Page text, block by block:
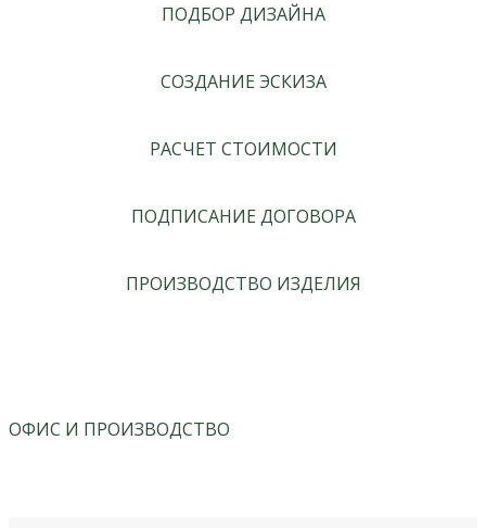
ПОДБОР ДИЗАЙНА
СОЗДАНИЕ ЭСКИЗА
РАСЧЕТ СТОИМОСТИ
ПОДПИСАНИЕ ДОГОВОРА
ПРОИЗВОДСТВО ИЗДЕЛИЯ
ОФИС И ПРОИЗВОДСТВО